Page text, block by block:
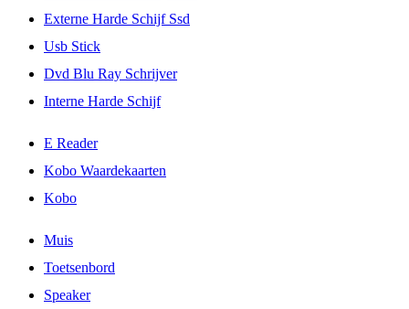
Externe Harde Schijf Ssd
Usb Stick
Dvd Blu Ray Schrijver
Interne Harde Schijf
E Reader
Kobo Waardekaarten
Kobo
Muis
Toetsenbord
Speaker